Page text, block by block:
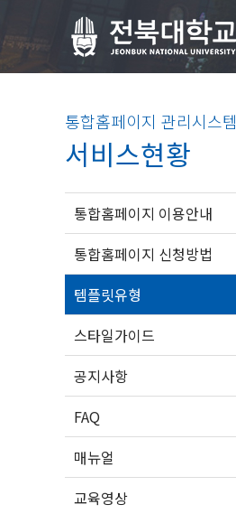
통합홈페이지 관리시스템
서비스현황
통합홈페이지 이용안내
통합홈페이지 신청방법
템플릿유형
스타일가이드
공지사항
FAQ
매뉴얼
교육영상